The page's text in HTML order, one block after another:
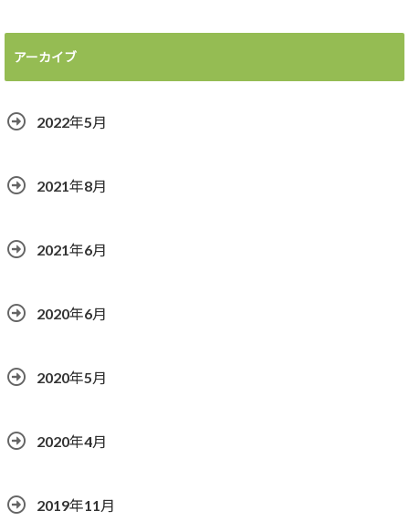
アーカイブ
2022年5月
2021年8月
2021年6月
2020年6月
2020年5月
2020年4月
2019年11月